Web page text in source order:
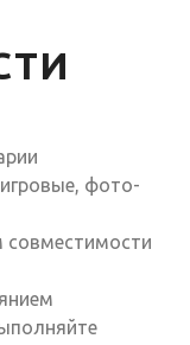
фото-
совместимости